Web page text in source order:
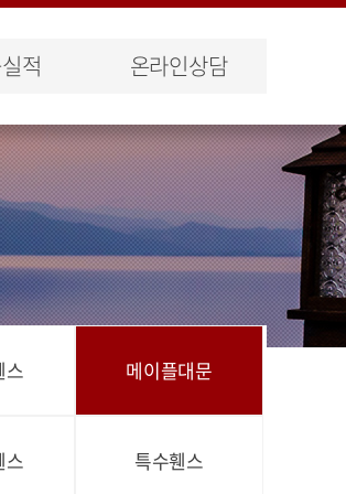
적 온라인상담
스 메이플대문
스 특수휀스